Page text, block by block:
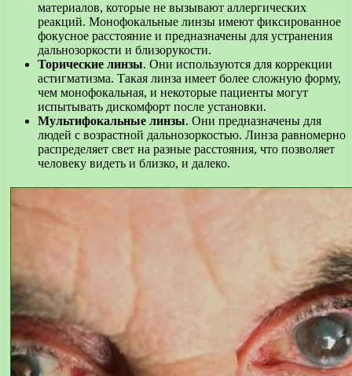
материалов, которые не вызывают аллергических
реакций. Монофокальные линзы имеют фиксированное
фокусное расстояние и предназначены для устранения
дальнозоркости и близорукости.
Торические линзы. Они используются для коррекции
астигматизма. Такая линза имеет более сложную форму,
чем монофокальная, и некоторые пациенты могут
испытывать дискомфорт после установки.
Мультифокальные линзы. Они предназначены для
людей с возрастной дальнозоркостью. Линза равномерно
распределяет свет на разные расстояния, что позволяет
человеку видеть и близко, и далеко.